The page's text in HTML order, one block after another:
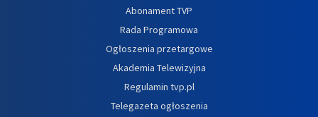
Abonament TVP
Rada Programowa
Ogłoszenia przetargowe
Akademia Telewizyjna
Regulamin tvp.pl
Telegazeta ogłoszenia